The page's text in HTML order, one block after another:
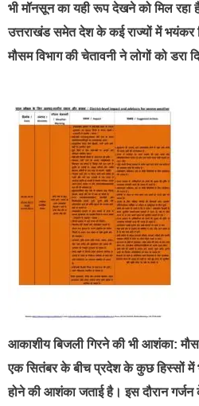
भी मॉनसून का यही रूप देखने को मिल रहा
उत्तराखंड समेत देश के कई राज्यों में भयंकर
मौसम विभाग की चेतावनी ने लोगों को डरा
आकाशीय बिजली गिरने की भी आशंका:
एक सितंबर के बीच प्रदेश के कुछ हिस्सों में
होने की आशंका जताई है। इस दौरान